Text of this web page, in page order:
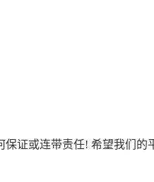
证或连带责任! 希望我们的